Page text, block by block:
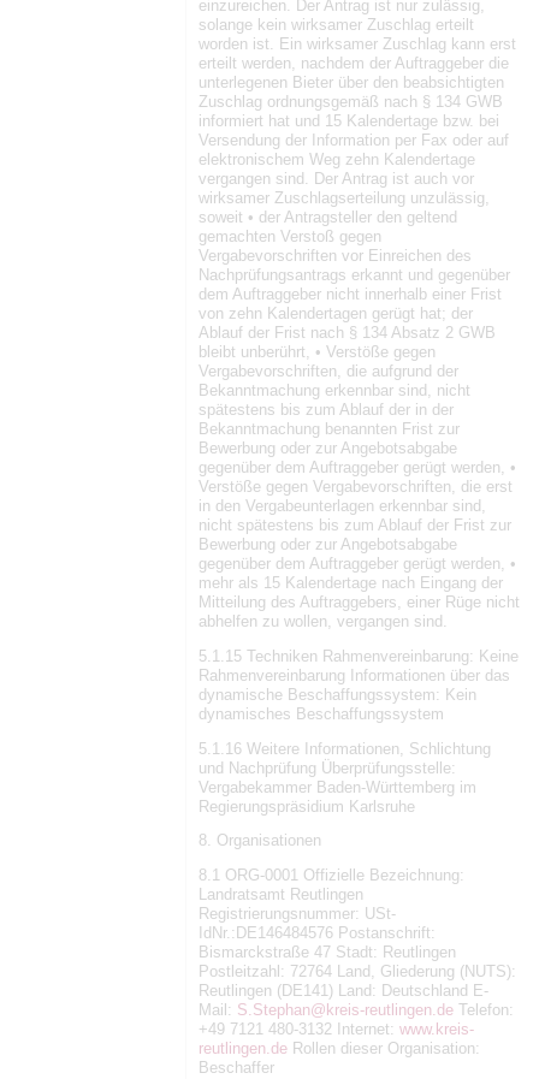
einzureichen. Der Antrag ist nur zulässig,
solange kein wirksamer Zuschlag erteilt
worden ist. Ein wirksamer Zuschlag kann erst
erteilt werden, nachdem der Auftraggeber die
unterlegenen Bieter über den beabsichtigten
Zuschlag ordnungsgemäß nach § 134 GWB
informiert hat und 15 Kalendertage bzw. bei
Versendung der Information per Fax oder auf
elektronischem Weg zehn Kalendertage
vergangen sind. Der Antrag ist auch vor
wirksamer Zuschlagserteilung unzulässig,
soweit • der Antragsteller den geltend
gemachten Verstoß gegen
Vergabevorschriften vor Einreichen des
Nachprüfungsantrags erkannt und gegenüber
dem Auftraggeber nicht innerhalb einer Frist
von zehn Kalendertagen gerügt hat; der
Ablauf der Frist nach § 134 Absatz 2 GWB
bleibt unberührt, • Verstöße gegen
Vergabevorschriften, die aufgrund der
Bekanntmachung erkennbar sind, nicht
spätestens bis zum Ablauf der in der
Bekanntmachung benannten Frist zur
Bewerbung oder zur Angebotsabgabe
gegenüber dem Auftraggeber gerügt werden, •
Verstöße gegen Vergabevorschriften, die erst
in den Vergabeunterlagen erkennbar sind,
nicht spätestens bis zum Ablauf der Frist zur
Bewerbung oder zur Angebotsabgabe
gegenüber dem Auftraggeber gerügt werden, •
mehr als 15 Kalendertage nach Eingang der
Mitteilung des Auftraggebers, einer Rüge nicht
abhelfen zu wollen, vergangen sind.
5.1.15 Techniken Rahmenvereinbarung: Keine
Rahmenvereinbarung Informationen über das
dynamische Beschaffungssystem: Kein
dynamisches Beschaffungssystem
5.1.16 Weitere Informationen, Schlichtung
und Nachprüfung Überprüfungsstelle:
Vergabekammer Baden-Württemberg im
Regierungspräsidium Karlsruhe
8. Organisationen
8.1 ORG-0001 Offizielle Bezeichnung:
Landratsamt Reutlingen
Registrierungsnummer: USt-
IdNr.:DE146484576 Postanschrift:
Bismarckstraße 47 Stadt: Reutlingen
Postleitzahl: 72764 Land, Gliederung (NUTS):
Reutlingen (DE141) Land: Deutschland E-
Mail: S.Stephan@kreis-reutlingen.de Telefon:
+49 7121 480-3132 Internet: www.kreis-
reutlingen.de Rollen dieser Organisation:
Beschaffer